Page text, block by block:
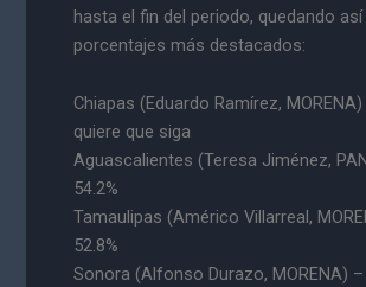
hasta el fin del periodo, quedando
porcentajes más destacados:
Chiapas (Eduardo Ramírez, MORENA)
quiere que siga
Aguascalientes (Teresa Jiménez,
54.2%
Tamaulipas (Américo Villarreal,
52.8%
Sonora (Alfonso Durazo, MORENA) –